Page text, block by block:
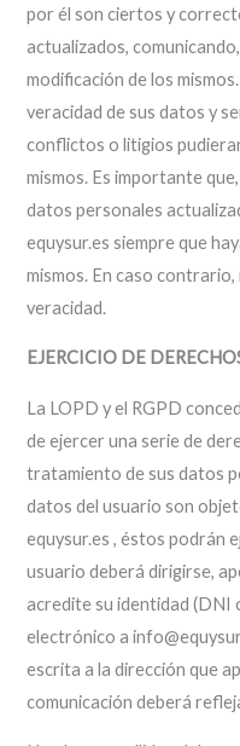
por él son ciertos y
actualizados,
modificación de los
veracidad de sus datos y
conflictos o litigios
mismos. Es importante
datos personales
equysur.es siempre que
mismos. En caso
veracidad.
EJERCICIO DE
La LOPD y el RGPD
de ejercer una serie de
tratamiento de sus datos
datos del usuario son
equysur.es , éstos podrán
usuario deberá dirigirse,
acredite su identidad (DNI
electrónico a
escrita a la dirección que
comunicación deberá